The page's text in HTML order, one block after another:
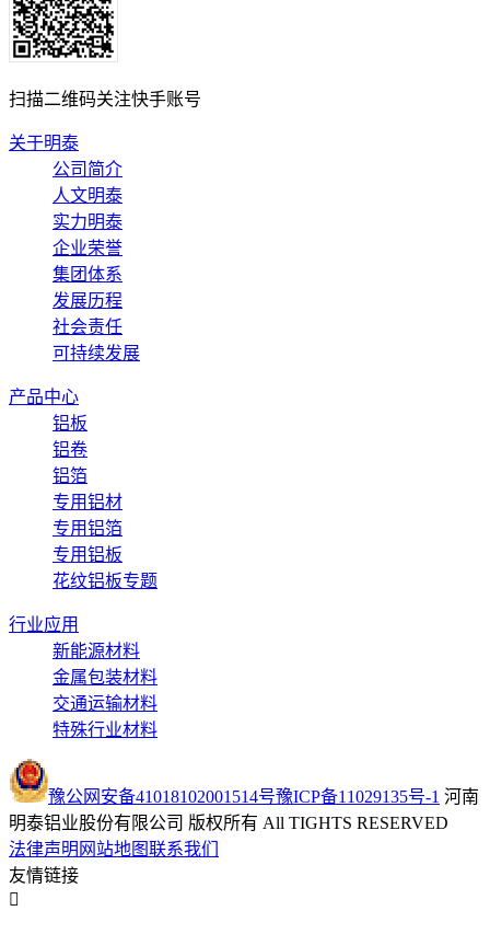
扫描二维码关注快手账号
关于明泰
公司简介
人文明泰
实力明泰
企业荣誉
集团体系
发展历程
社会责任
可持续发展
产品中心
铝板
铝卷
铝箔
专用铝材
专用铝箔
专用铝板
花纹铝板专题
行业应用
新能源材料
金属包装材料
交通运输材料
特殊行业材料
豫公网安备41018102001514号豫ICP备11029135号-1 河南
明泰铝业股份有限公司 版权所有 All TIGHTS RESERVED
法律声明 网站地图联系我们
友情链接